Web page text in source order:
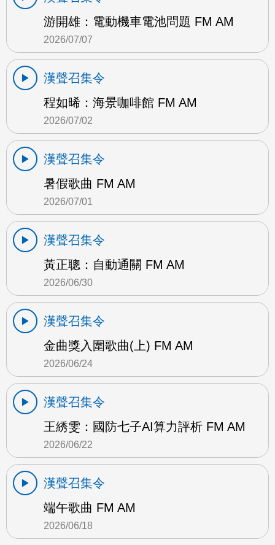
游開雄：電動機車電池問題 FM AM
2026/07/07
漢聲召集令
程如晞：海景咖啡館 FM AM
2026/07/02
漢聲召集令
暑假歌曲 FM AM
2026/07/01
漢聲召集令
黃正聰：自動通關 FM AM
2026/06/30
漢聲召集令
金曲獎入圍歌曲(上) FM AM
2026/06/24
漢聲召集令
王綉雯：國防七子AI算力評析 FM AM
2026/06/22
漢聲召集令
端午歌曲 FM AM
2026/06/18